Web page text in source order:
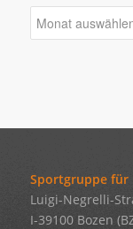
Sportgruppe
Luigi-Negrelli-
I-39100 Bozen